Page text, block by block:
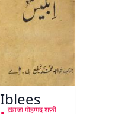
Iblees
ख़्वाजा मोहम्मद शफ़ी